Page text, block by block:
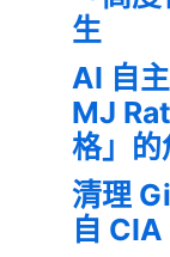
生
AI 自
MJ
格」的
清理
自